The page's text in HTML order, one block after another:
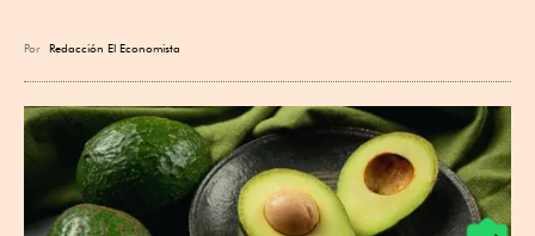
Por Redacción El Economista